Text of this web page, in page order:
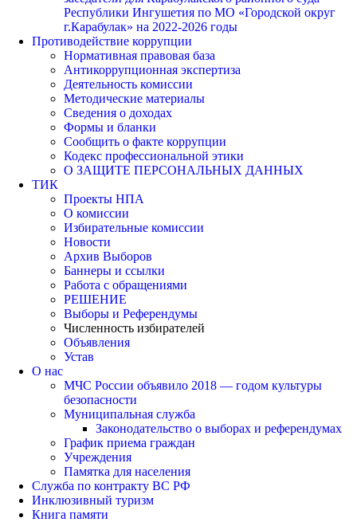
Республики Ингушетия по МО «Городской округ
г.Карабулак» на 2022-2026 годы
Противодействие коррупции
Нормативная правовая база
Антикоррупционная экспертиза
Деятельность комиссии
Методические материалы
Сведения о доходах
Формы и бланки
Сообщить о факте коррупции
Кодекс профессиональной этики
О ЗАЩИТЕ ПЕРСОНАЛЬНЫХ ДАННЫХ
ТИК
Проекты НПА
О комиссии
Избирательные комиссии
Новости
Архив Выборов
Баннеры и ссылки
Работа с обращениями
РЕШЕНИЕ
Выборы и Референдумы
Численность избирателей
Объявления
Устав
О нас
МЧС России объявило 2018 — годом культуры
безопасности
Муниципальная служба
Законодательство о выборах и референдумах
График приема граждан
Учреждения
Памятка для населения
Служба по контракту ВС РФ
Инклюзивный туризм
Книга памяти